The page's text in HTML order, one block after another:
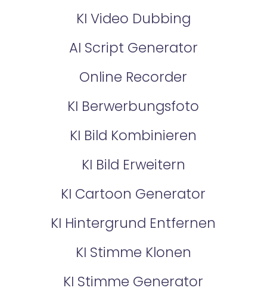
KI Video Dubbing
AI Script Generator
Online Recorder
KI Berwerbungsfoto
KI Bild Kombinieren
KI Bild Erweitern
KI Cartoon Generator
KI Hintergrund Entfernen
KI Stimme Klonen
KI Stimme Generator